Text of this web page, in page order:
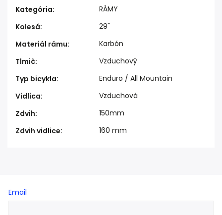
Kategória:
RÁMY
Kolesá:
29"
Materiál rámu:
Karbón
Tlmič:
Vzduchový
Typ bicykla:
Enduro / All Mountain
Vidlica:
Vzduchová
Zdvih:
150mm
Zdvih vidlice: 160 mm
Email